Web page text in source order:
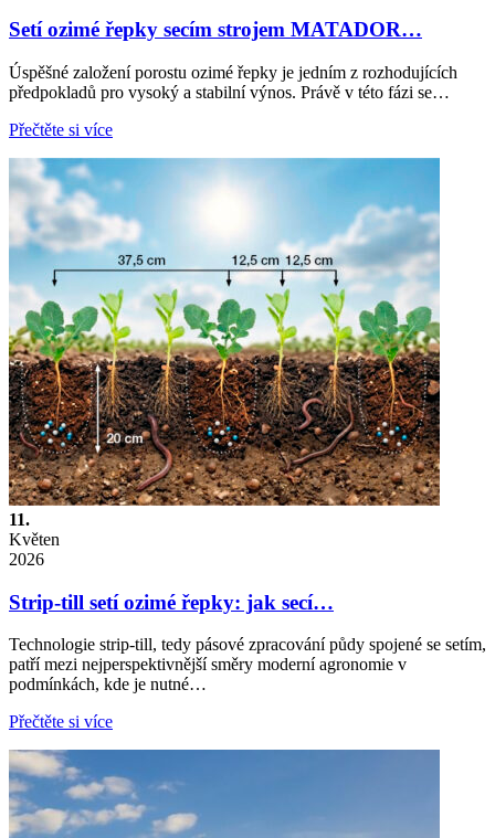
Setí ozimé řepky secím strojem MATADOR…
Úspěšné založení porostu ozimé řepky je jedním z rozhodujících
předpokladů pro vysoký a stabilní výnos. Právě v této fázi se…
Přečtěte si více
11.
Květen
2026
Strip-till setí ozimé řepky: jak secí…
Technologie strip-till, tedy pásové zpracování půdy spojené se setím,
patří mezi nejperspektivnější směry moderní agronomie v
podmínkách, kde je nutné…
Přečtěte si více